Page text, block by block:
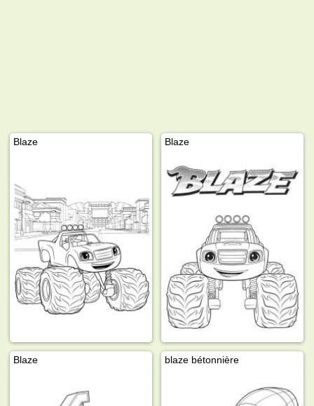
Blaze Blaze
Blaze blaze bétonnière